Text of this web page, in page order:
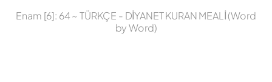
Ali Bulaç
Enam [6]: 64 ~ TÜRKÇE - DİYANET KURAN MEALİ (Word
by Word)